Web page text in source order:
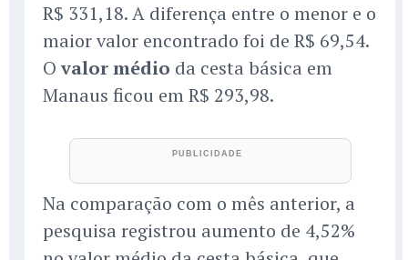
R$ 331,18. A diferença entre o menor e o
maior valor encontrado foi de R$ 69,54.
Ovalor médio da cesta básica em
Manaus ficou em R$ 293,98.
Na comparação com o mês anterior, a
pesquisa registrou aumento de 4,52%